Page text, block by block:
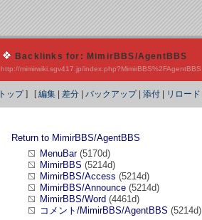
Backlinks for: MimirBBS/AgentBBS
http://mimirwiki.sgv417.jp/index.php?MimirBBS%2FAgentBBS
トップ] [編集 差分 バックアップ| 添付 リロード
Return to MimirBBS/AgentBBS
MenuBar(5170d)
MimirBBS (5214d)
MimirBBS/Access (5214d)
MimirBBS/Announce (5214d)
MimirBBS/Word (4461d)
コメント/MimirBBS/AgentBBS (5214d)